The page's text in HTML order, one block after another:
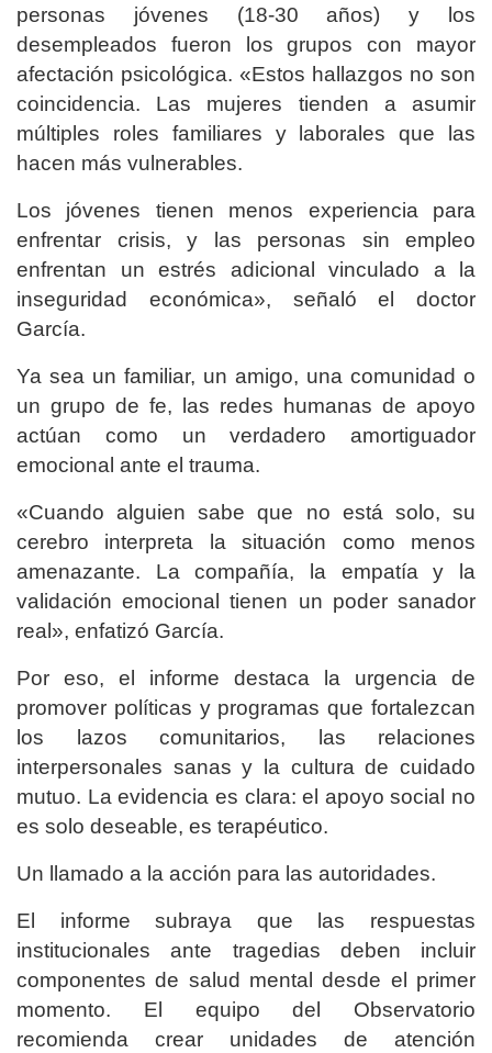
personas jóvenes (18-30 años) y los
desempleados fueron los grupos con mayor
afectación psicológica. «Estos hallazgos no son
coincidencia. Las mujeres tienden a asumir
múltiples roles familiares y laborales que las
hacen más vulnerables.
Los jóvenes tienen menos experiencia para
enfrentar crisis, y las personas sin empleo
enfrentan un estrés adicional vinculado a la
inseguridad económica», señaló el doctor
García.
Ya sea un familiar, un amigo, una comunidad o
un grupo de fe, las redes humanas de apoyo
actúan como un verdadero amortiguador
emocional ante el trauma.
«Cuando alguien sabe que no está solo, su
cerebro interpreta la situación como menos
amenazante. La compañía, la empatía y la
validación emocional tienen un poder sanador
real», enfatizó García.
Por eso, el informe destaca la urgencia de
promover políticas y programas que fortalezcan
los lazos comunitarios, las relaciones
interpersonales sanas y la cultura de cuidado
mutuo. La evidencia es clara: el apoyo social no
es solo deseable, es terapéutico.
Un llamado a la acción para las autoridades.
El informe subraya que las respuestas
institucionales ante tragedias deben incluir
componentes de salud mental desde el primer
momento. El equipo del Observatorio
recomienda crear unidades de atención